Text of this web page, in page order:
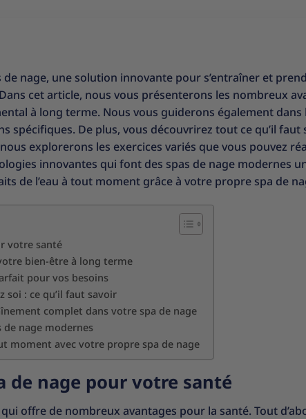
nage, une solution innovante pour s’entraîner et
cet article, nous vous présenterons les nombreux
à long terme. Nous vous guiderons également dans
spécifiques. De plus, vous découvrirez tout ce qu’il faut
explorerons les exercices variés que vous pouvez
innovantes qui font des spas de nage modernes
de l’eau à tout moment grâce à votre propre spa de
votre santé
bien-être à long terme
pour vos besoins
soi : ce qu’il faut savoir
complet dans votre spa de nage
de nage modernes
moment avec votre propre spa de nage
de nage pour votre santé
offre de nombreux avantages pour la santé. Tout